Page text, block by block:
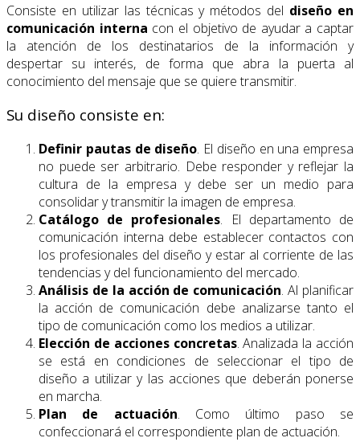
Consiste en utilizar las técnicas y métodos del diseño en
comunicación interna con el objetivo de ayudar a captar
la atención de los destinatarios de la información y
despertar su interés, de forma que abra la puerta al
conocimiento del mensaje que se quiere transmitir.
Su diseño consiste en:
Definir pautas de diseño. El diseño en una empresa
no puede ser arbitrario. Debe responder y reflejar la
cultura de la empresa y debe ser un medio para
consolidar y transmitir la imagen de empresa.
Catálogo de profesionales. El departamento de
comunicación interna debe establecer contactos con
los profesionales del diseño y estar al corriente de las
tendencias y del funcionamiento del mercado.
Análisis de la acción de comunicación. Al planificar
la acción de comunicación debe analizarse tanto el
tipo de comunicación como los medios a utilizar.
Elección de acciones concretas. Analizada la acción
se está en condiciones de seleccionar el tipo de
diseño a utilizar y las acciones que deberán ponerse
en marcha.
Plan de actuación. Como último paso se
confeccionará el correspondiente plan de actuación.